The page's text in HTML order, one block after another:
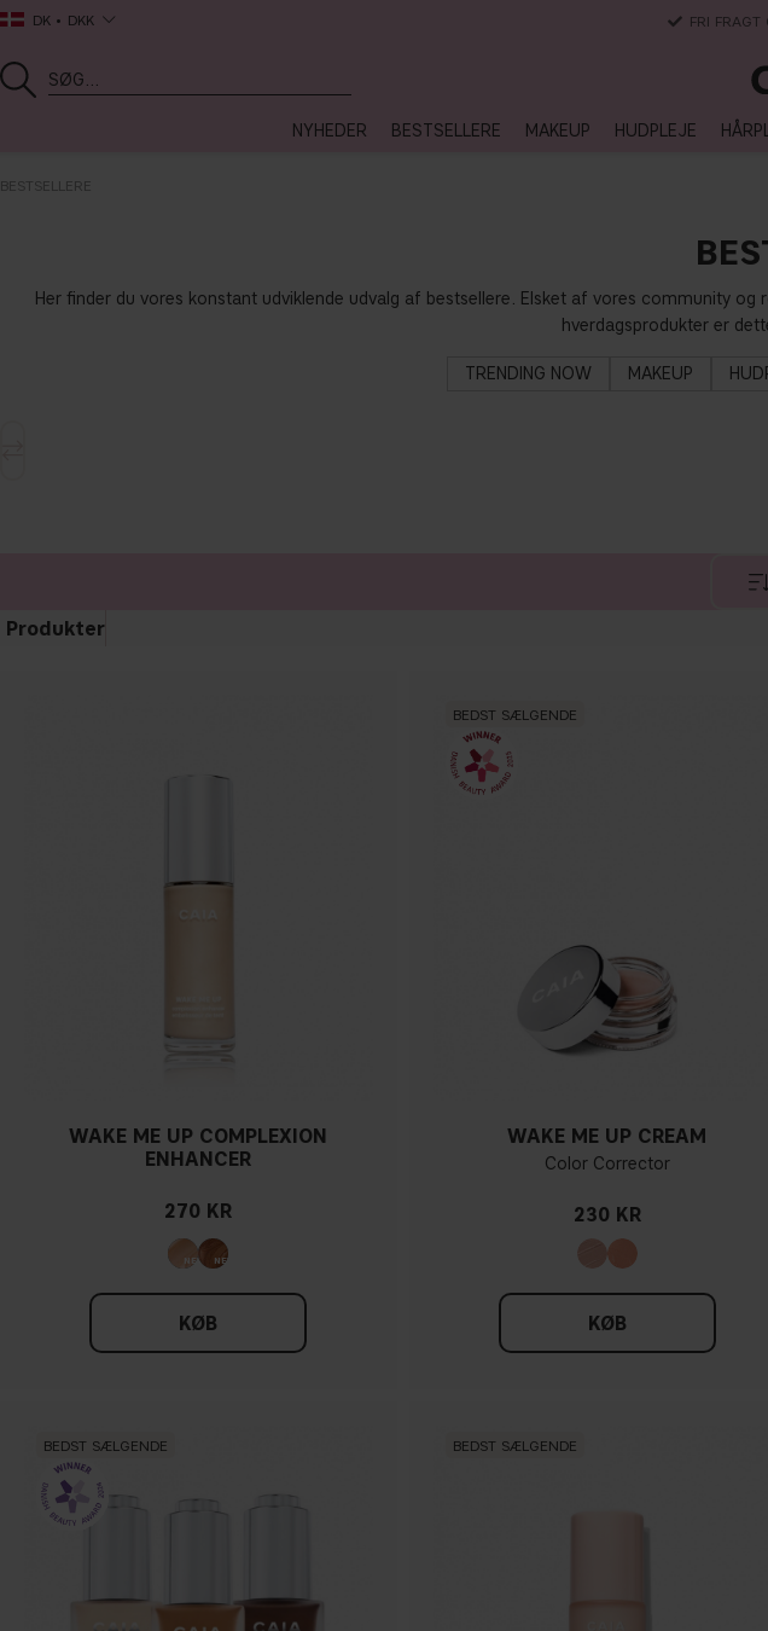
DK DKK 3-5
NYHEDER BESTSELLERE MAKEUP HUDPLEJE
BESTSELLERE
Her finder du vores konstant udviklende udvalg af bestsellere. Elsket af vores community
hverdagsprodukter er
TRENDING NOW MAKEUP
Produkter
WAKE ME UP COMPLEXION
ENHANCER
270 KR
KØB
BEDST SÆLGENDE
WAKE ME UP CREAM
Color Corrector
230 KR
KØB
BEDST SÆLGENDE BEDST SÆLGENDE